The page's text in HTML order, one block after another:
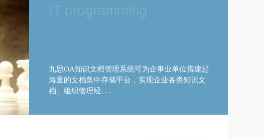
IT programming
九思OA知识文档管理系统可为企事业单位搭建起
海量的文档集中存储平台，实现企业各类知识文
档、组织管理经. . .